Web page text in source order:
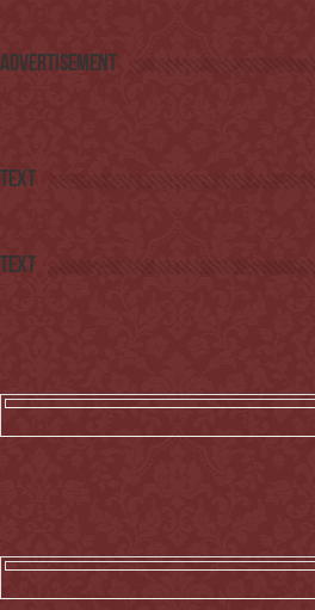
Advertisement
Text
Text